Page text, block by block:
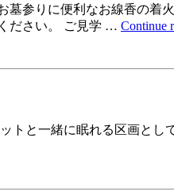
墓参りに便利なお線香の着
ださい。 ご見学 … Continue
トと一緒に眠れる区画と